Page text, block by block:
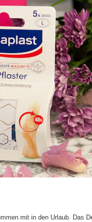
mit in den Urlaub. Das